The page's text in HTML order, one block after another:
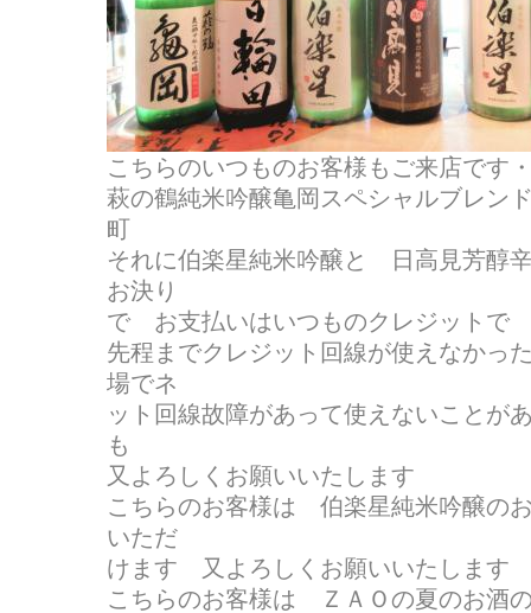
こちらのいつものお客様もご来店です
萩の鶴純米吟醸亀岡スペシャルブレン
町
それに伯楽星純米吟醸と 日高見芳醇
お決り
で お支払いはいつものクレジット
先程までクレジット回線が使えなか
場でネ
ット回線故障があって使えないこと
も
又よろしくお願いいたします
こちらのお客様は 伯楽星純米吟醸の
いただ
けます 又よろしくお願いいたします
こちらのお客様は ＺＡＯの夏のお酒